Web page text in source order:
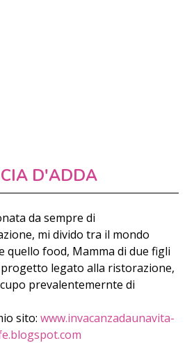
D'ADDA
da sempre di
mi divido tra il mondo
quello food, Mamma di due figli
progetto legato alla ristorazione,
prevalentemernte di
sito:www.invacanzadaunavita-